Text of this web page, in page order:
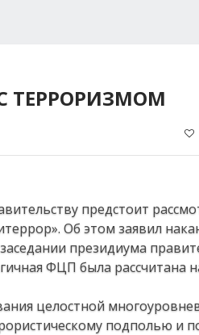
ТЕРРОРИЗМОМ
предстоит
Об этом заявил
президиума
ФЦП была рассчитана
целостной
подполью и